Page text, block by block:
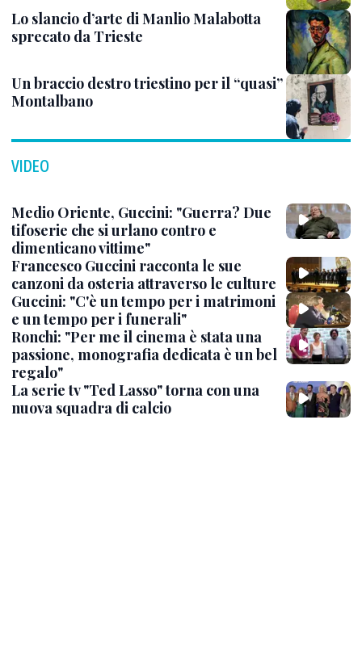
Lo slancio d’arte di Manlio Malabotta
sprecato da Trieste
Un braccio destro triestino per il “quasi”
Montalbano
VIDEO
Medio Oriente, Guccini: "Guerra? Due
tifoserie che si urlano contro e
dimenticano vittime"
Francesco Guccini racconta le sue
canzoni da osteria attraverso le culture
Guccini: "C'è un tempo per i matrimoni
e un tempo per i funerali"
Ronchi: "Per me il cinema è stata una
passione, monografia dedicata è un bel
regalo"
La serie tv "Ted Lasso" torna con una
nuova squadra di calcio